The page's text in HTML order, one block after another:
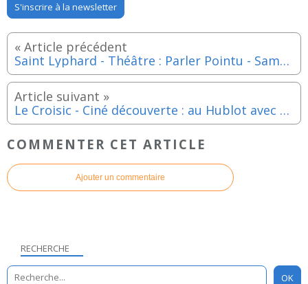
S'inscrire à la newsletter
Saint Lyphard - Théâtre : Parler Pointu - Samedi 14 février 2026
Le Croisic - Ciné découverte : au Hublot avec "Une guitare à la mer" - Mercredi 25 février 2026
COMMENTER CET ARTICLE
Ajouter un commentaire
RECHERCHE